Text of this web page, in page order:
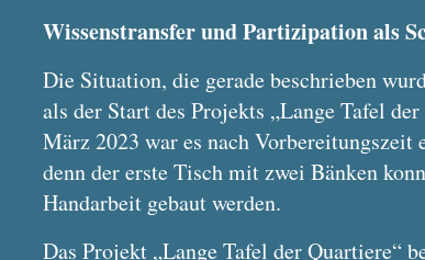
Wissenstransfer und Partizipation als
Die Situation, die gerade beschrieben
als der Start des Projekts „Lange Tafel
März 2023 war es nach Vorbereitungszeit
denn der erste Tisch mit zwei Bänken
Handarbeit gebaut werden.
Das Projekt „Lange Tafel der Quartiere“